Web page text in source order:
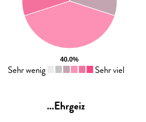
Sehr wenig Sehr viel
...Ehrgeiz